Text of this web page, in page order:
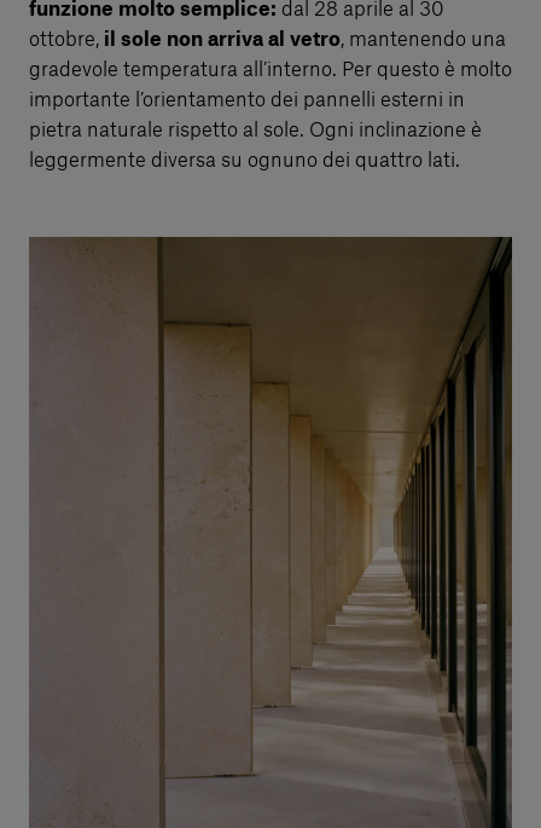
funzione molto semplice: dal 28 aprile al 30
ottobre, il sole non arriva al vetro, mantenendo una
gradevole temperatura all’interno. Per questo è molto
importante l’orientamento dei pannelli esterni in
pietra naturale rispetto al sole. Ogni inclinazione è
leggermente diversa su ognuno dei quattro lati.